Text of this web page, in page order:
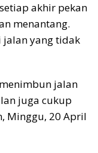
akhir pekan
menantang.
jalan yang tidak
jalan
juga cukup
Minggu, 20 April